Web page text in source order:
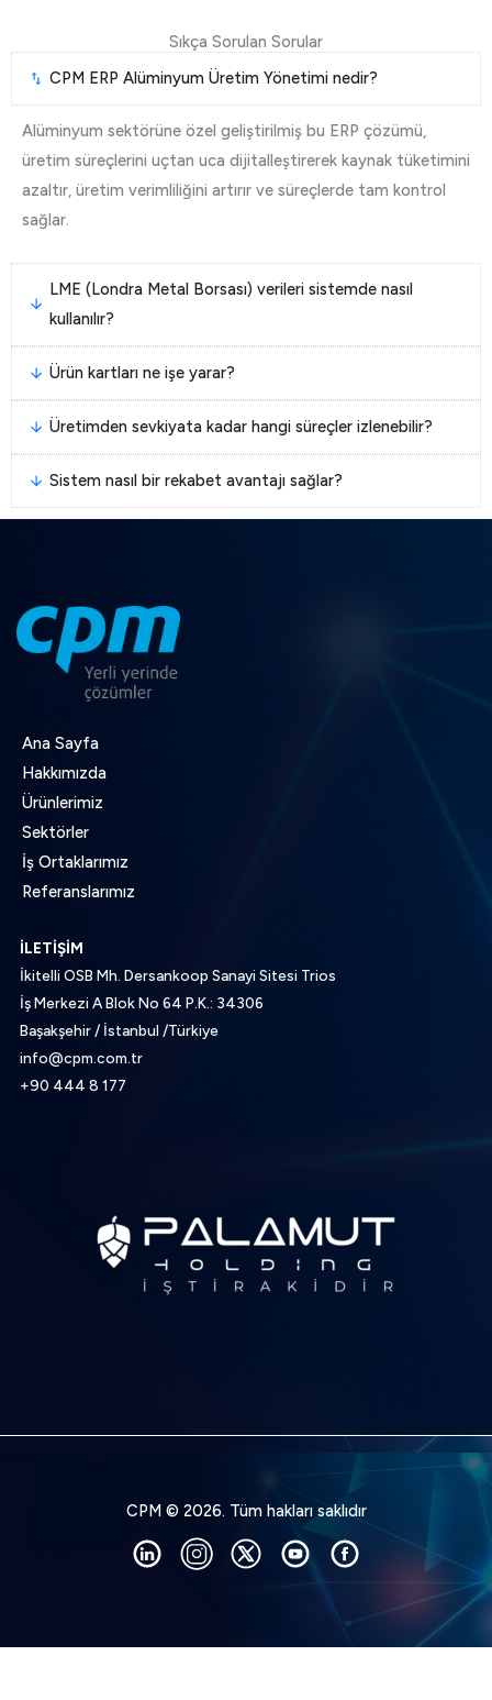
Sıkça Sorulan Sorular
CPM ERP Alüminyum Üretim Yönetimi nedir?
Alüminyum sektörüne özel geliştirilmiş bu ERP çözümü,
üretim süreçlerini uçtan uca dijitalleştirerek kaynak tüketimini
azaltır, üretim verimliliğini artırır ve süreçlerde tam kontrol
sağlar.
LME (Londra Metal Borsası) verileri sistemde nasıl
kullanılır?
Ürün kartları ne işe yarar?
Üretimden sevkiyata kadar hangi süreçler izlenebilir?
Sistem nasıl bir rekabet avantajı sağlar?
Ana Sayfa
Hakkımızda
Ürünlerimiz
Sektörler
İş Ortaklarımız
Referanslarımız
İLETİŞİM
İkitelli OSB Mh. Dersankoop Sanayi Sitesi Trios
İş Merkezi A Blok No 64 P.K.: 34306
Başakşehir / İstanbul /Türkiye
info@cpm.com.tr
+90 444 8 177
CPM © 2026. Tüm hakları saklıdır